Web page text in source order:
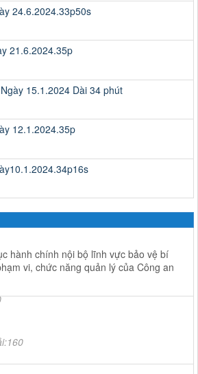
24.6.2024.33p50s
21.6.2024.35p
15.1.2024 Dài 34 phút
12.1.2024.35p
hành chính nội bộ lĩnh vực bảo vệ bí
vi, chức năng quản lý của Công an